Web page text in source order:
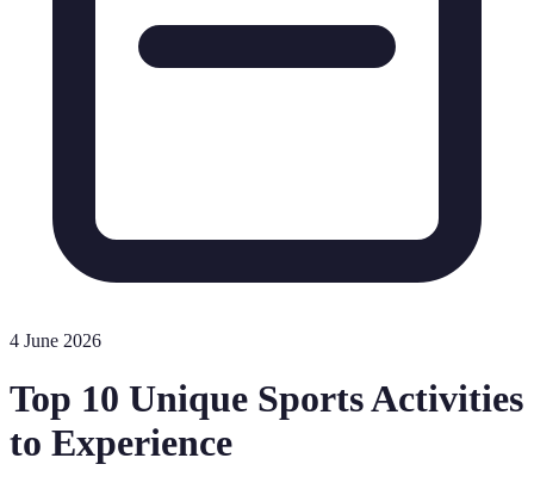
4 June 2026
Top 10 Unique Sports Activities
to Experience